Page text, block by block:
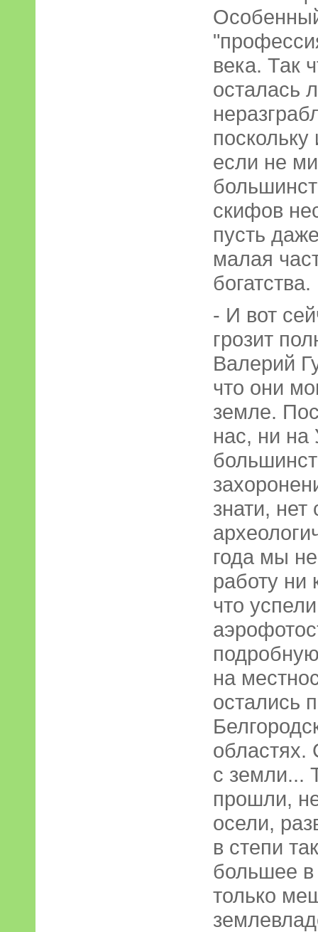
века. Так
осталась
если не
скифов
пусть
малая
богатства.
- И вот
грозит
Валерий
что они
земле.
нас, ни на
знати, нет
года мы
работу ни
что
на
остались
областях.
с земли...
прошли,
осели,
в степи
большее в
только